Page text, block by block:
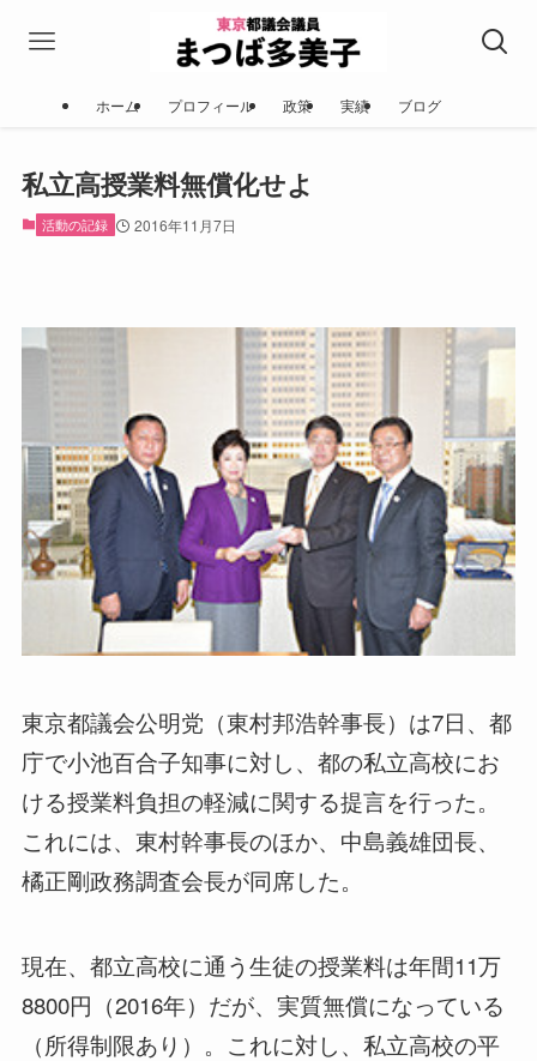
ホーム プロフィール 政策 実績 ブログ
私立高授業料無償化せよ
活動の記録 2016年11月7日
東京都議会公明党（東村邦浩幹事長）は7日、都
庁で小池百合子知事に対し、都の私立高校にお
ける授業料負担の軽減に関する提言を行った。
これには、東村幹事長のほか、中島義雄団長、
橘正剛政務調査会長が同席した。
現在、都立高校に通う生徒の授業料は年間11万
8800円（2016年）だが、実質無償になっている
（所得制限あり）。これに対し、私立高校の平